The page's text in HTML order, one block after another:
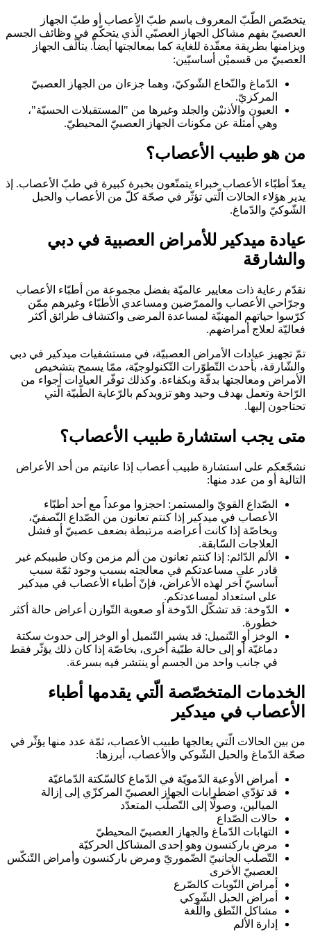
يتخصّص الطّبّ المعروف باسم طبّ الأعصاب أو طبّ الجهاز
العصبيّ بفهم مشاكل الجهاز العصبّي الّذي يتحكّم في وظائف الجسم
ويزامنها بطريقة معقّدة للغاية كما بمعالجتها أيضاً. يتألّف الجهاز
العصبيّ من قسميْن أساسيّين:
الدّماغ والنّخاع الشّوكيّ، وهما جزءان من الجهاز العصبيّ
المركزيّ.
العيون والأذنيْن والجلد وغيرها من "المستقبلات الحسيّة"،
وهي أمثلة عن مكونات الجهاز العصبيّ المحيطيّ.
من هو طبيب الأعصاب؟
يعدّ أطبّاء الأعصاب خبراء يتمتّعون بخبرة كبيرة في طبّ الأعصاب. إذ
يدير هؤلاء الحالات الّتي تؤثّر في صحّة كلّ من الأعصاب والحبل
الشّوكيّ والدّماغ.
عيادة ميدكير للأمراض العصبية في دبي
والشارقة
نقدّم رعاية ذات معايير عالميّة بفضل مجموعة من أطبّاء الأعصاب
وجرّاحي الأعصاب والممرّضين ومساعدي الأطبّاء وغيرهم ممّن
كرّسوا حياتهم المهنيّة لمساعدة المرضى واكتشاف طرائق أكثر
فعاليّة لعلاج أمراضهم.
تمّ تجهيز عيادات الأمراض العصبيّة، في مستشفيات ميدكير في دبي
والشّارقة، بأحدث التّطوّرات التّكنولوجيّة، ممّا يسمح بتشخيص
الأمراض ومعالجتها بدقّة وبكفاءة. وكذلك توفّر العيادات أجواء من
الرّاحة وتعمل بهدف وحيد وهو تزويدكم بالرّعاية الطّبيّة الّتي
تحتاجون إليها.
متى يجب استشارة طبيب الأعصاب؟
نشجّعكم على استشارة طبيب أعصاب إذا عانيتم من أحد الأعراض
التالية أو من عدد منها:
الصّداع القويّ والمستمر: احجزوا موعداً مع أحد أطبّاء
الأعصاب في ميدكير إذا كنتم تعانون من الصّداع النّصفيّ،
وبخاصّة إذا كانت أعراضه مرتبطة بضعف عصبيّ أو فشل
العلاجات السّابقة.
الألم الدّائم: إذا كنتم تعانون من ألم مزمن وكان طبيبكم غير
قادر على مساعدتكم في معالجته بسبب وجود ثمّة سبب
أساسيّ آخر لهذه الأعراض، فإنّ أطباء الأعصاب في ميدكير
على استعداد لمساعدتكم.
الدّوخة: قد تشكّل الدّوخة أو صعوبة التّوازن أعراض حالة أكثر
خطورة.
الوخز أو التّنميل: قد يشير التّنميل أو الوخز إلى حدوث سكتة
دماغيّة أو إلى حالة طبّية أخرى، بخاصّة إذا كان ذلك يؤثّر فقط
في جانب واحد من الجسم أو ينتشر فيه بسرعة.
الخدمات المتخصّصة الّتي يقدمها أطباء
الأعصاب في ميدكير
من بين الحالات الّتي يعالجها طبيب الأعصاب، ثمّة عدد منها يؤثّر في
صحّة الدّماغ والحبل الشّوكي والأعصاب، أبرزها:
أمراض الأوعية الدّمويّة في الدّماغ كالسّكتة الدّماغيّة
قد تؤدّي اضطرابات الجهاز العصبيّ المركزّي إلى إزالة
الميالين، وصولًا إلى التّصلّب المتعدّد
حالات الصّداع
التهابات الدّماغ والجهاز العصبيّ المحيطيّ
مرض باركنسون وهو إحدى المشاكل الحركيّة
التّصلّب الجانبيّ الضّموريّ ومرض باركنسون وأمراض التّنكّس
العصبيّ الأخرى
أمراض النّوبات كالصّرع
أمراض الحبل الشّوكي
مشاكل النّطق واللّغة
إدارة الألم